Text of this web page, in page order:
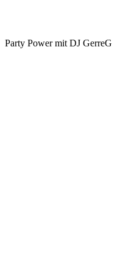
Party Power mit DJ GerreG